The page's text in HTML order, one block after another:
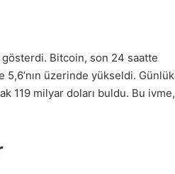
Bitcoin, son 24 saatte
5,6’nın üzerinde yükseldi. Günlük
119 milyar doları buldu. Bu ivme,